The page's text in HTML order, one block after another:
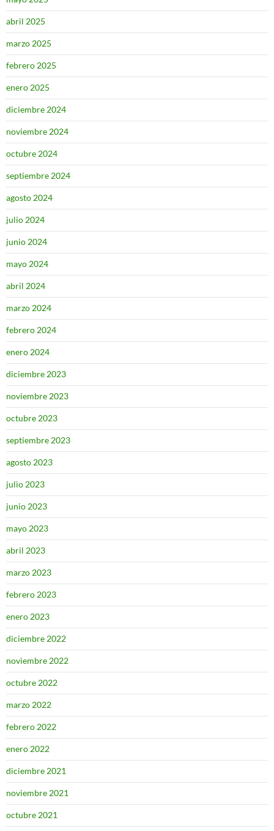
abril 2025
marzo 2025
febrero 2025
enero 2025
diciembre 2024
noviembre 2024
octubre 2024
septiembre 2024
agosto 2024
julio 2024
junio 2024
mayo 2024
abril 2024
marzo 2024
febrero 2024
enero 2024
diciembre 2023
noviembre 2023
octubre 2023
septiembre 2023
agosto 2023
julio 2023
junio 2023
mayo 2023
abril 2023
marzo 2023
febrero 2023
enero 2023
diciembre 2022
noviembre 2022
octubre 2022
marzo 2022
febrero 2022
enero 2022
diciembre 2021
noviembre 2021
octubre 2021